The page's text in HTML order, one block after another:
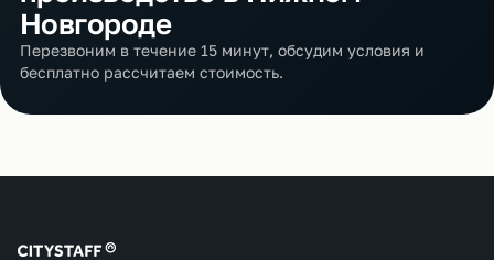
Новгороде
Перезвоним в течение 15 минут, обсудим условия и
бесплатно рассчитаем стоимость.